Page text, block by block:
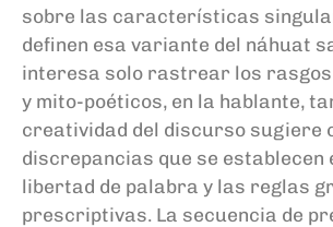
sobre las características
definen esa variante del náhuat
interesa solo rastrear los
y mito-poéticos, en la hablante,
creatividad del discurso sugiere
discrepancias que se establecen
libertad de palabra y las reglas
prescriptivas. La secuencia de